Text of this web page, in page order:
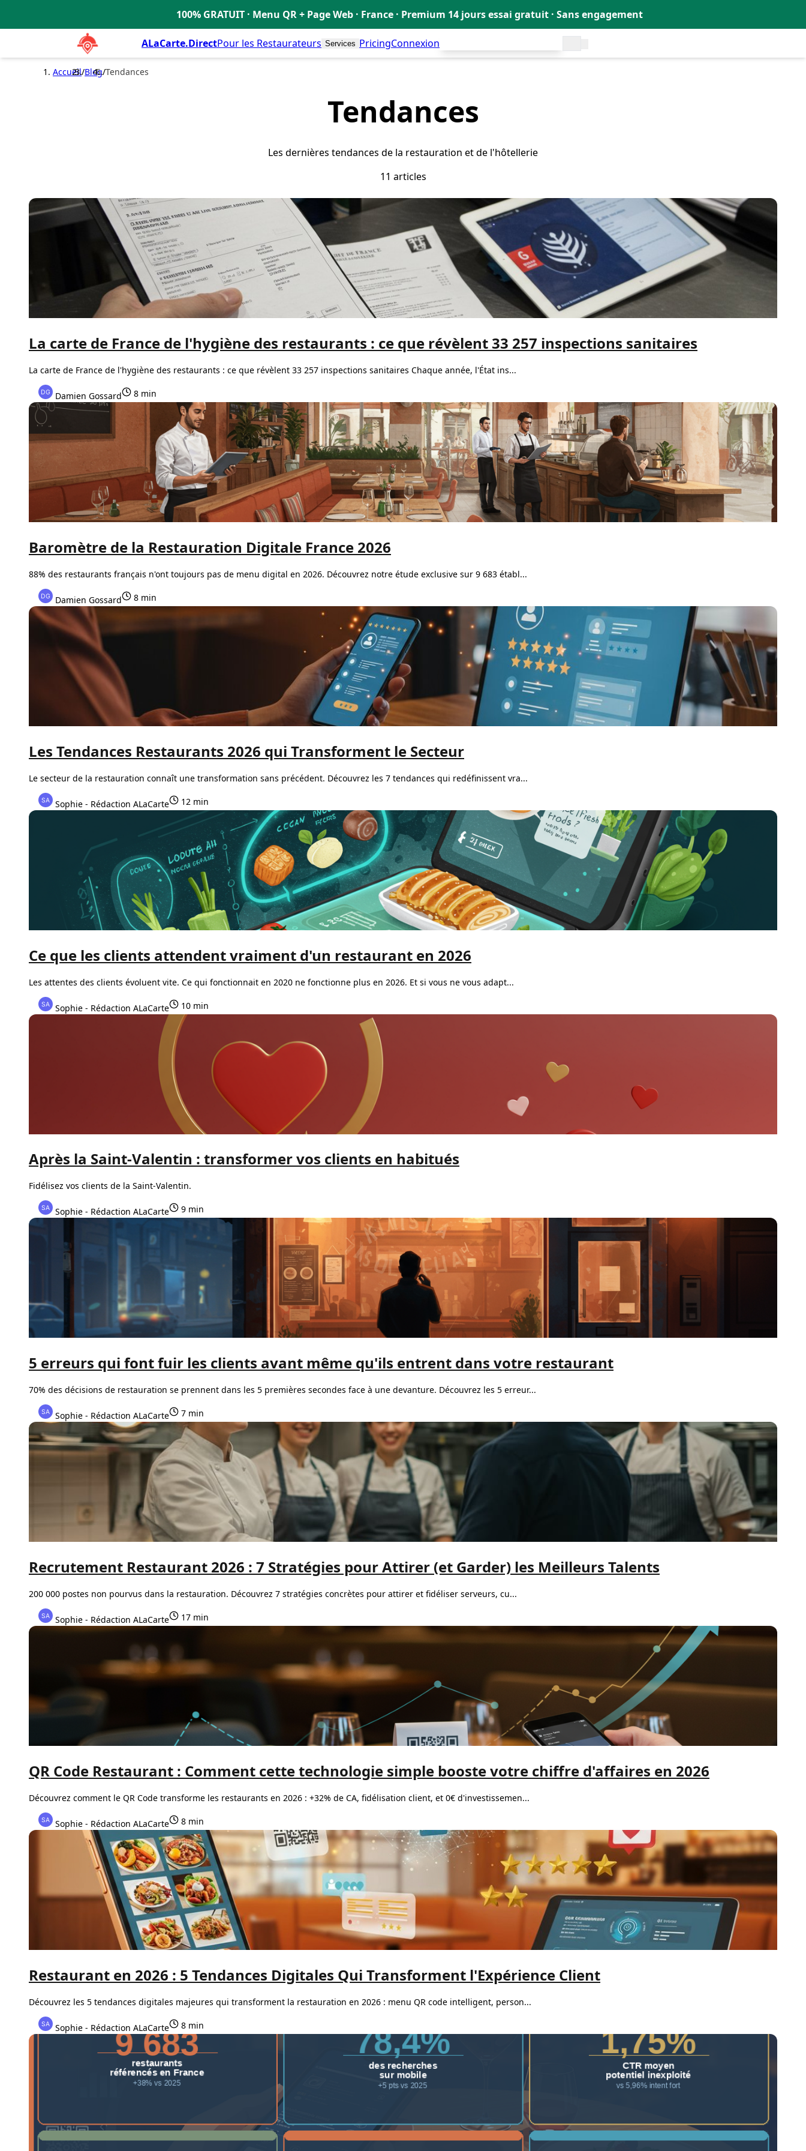
100% GRATUIT · Menu QR + Page Web · France · Premium 14 jours essai gratuit · Sans engagement
ALaCarte.DirectPour les Restaurateurs Services PricingConnexion
Accueil/Blog/Tendances
Tendances
Les dernières tendances de la restauration et de l'hôtellerie
11 articles
La carte de France de l'hygiène des restaurants : ce que révèlent 33 257 inspections sanitaires
La carte de France de l'hygiène des restaurants : ce que révèlent 33 257 inspections sanitaires Chaque année, l'État ins...
Damien Gossard 8 min
Baromètre de la Restauration Digitale France 2026
88% des restaurants français n'ont toujours pas de menu digital en 2026. Découvrez notre étude exclusive sur 9 683 établ...
Damien Gossard 8 min
Les Tendances Restaurants 2026 qui Transforment le Secteur
Le secteur de la restauration connaît une transformation sans précédent. Découvrez les 7 tendances qui redéfinissent vra...
Sophie - Rédaction ALaCarte 12 min
Ce que les clients attendent vraiment d'un restaurant en 2026
Les attentes des clients évoluent vite. Ce qui fonctionnait en 2020 ne fonctionne plus en 2026. Et si vous ne vous adapt...
Sophie - Rédaction ALaCarte 10 min
Après la Saint-Valentin : transformer vos clients en habitués
Fidélisez vos clients de la Saint-Valentin.
Sophie - Rédaction ALaCarte 9 min
5 erreurs qui font fuir les clients avant même qu'ils entrent dans votre restaurant
70% des décisions de restauration se prennent dans les 5 premières secondes face à une devanture. Découvrez les 5 erreur...
Sophie - Rédaction ALaCarte 7 min
Recrutement Restaurant 2026 : 7 Stratégies pour Attirer (et Garder) les Meilleurs Talents
200 000 postes non pourvus dans la restauration. Découvrez 7 stratégies concrètes pour attirer et fidéliser serveurs, cu...
Sophie - Rédaction ALaCarte 17 min
QR Code Restaurant : Comment cette technologie simple booste votre chiffre d'affaires en 2026
Découvrez comment le QR Code transforme les restaurants en 2026 : +32% de CA, fidélisation client, et 0€ d'investissemen...
Sophie - Rédaction ALaCarte 8 min
Restaurant en 2026 : 5 Tendances Digitales Qui Transforment l'Expérience Client
Découvrez les 5 tendances digitales majeures qui transforment la restauration en 2026 : menu QR code intelligent, person...
Sophie - Rédaction ALaCarte 8 min